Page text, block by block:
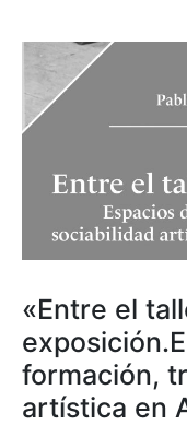
«Entre el
formación,
artística en